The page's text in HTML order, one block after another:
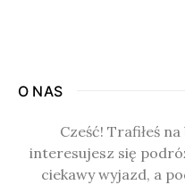
O NAS
Cześć! Trafiłeś
interesujesz się
ciekawy wyjazd, a